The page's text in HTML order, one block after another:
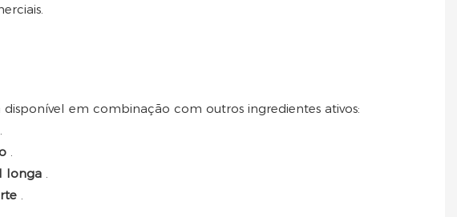
em combinação com outros ingredientes ativos:
.
.
longa .
.